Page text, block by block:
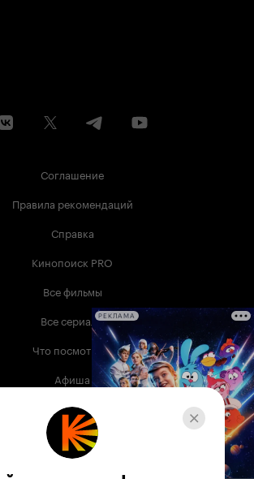
Соглашение
Правила рекомендаций
Справка
Кинопоиск PRO
Все фильмы
Все сериалы
Что посмотреть
Афиша
Музыка
Телепрограмма
РЕКЛАМА